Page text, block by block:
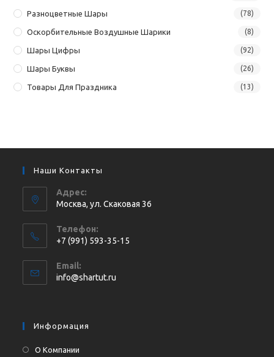
Разноцветные Шары (78)
Оскорбительные Воздушные Шарики (8)
Шары Цифры (92)
Шары Буквы (26)
Товары Для Праздника (13)
Наши Контакты
Адрес:
Москва, ул. Cкаковая 36
Телефон:
+7 (991) 593-35-15
в
вашем
Email:
info@shartut.ru
Информация
О Компании